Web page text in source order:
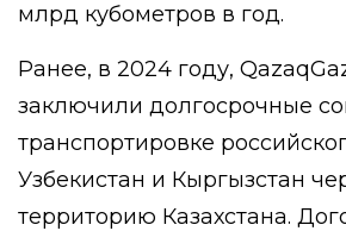
млрд кубометров в год.
Ранее, в 2024 году,
заключили долгосрочные
транспортировке
Узбекистан и Кыргызстан
территорию Казахстана.